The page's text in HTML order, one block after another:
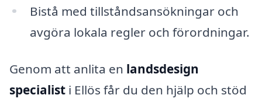
Bistå med tillståndsansökningar och
avgöra lokala regler och förordningar.
Genom att anlita en landsdesign
specialist i Ellös får du den hjälp och stöd